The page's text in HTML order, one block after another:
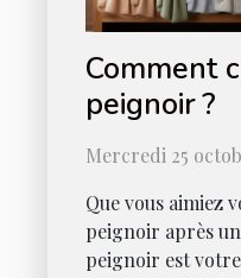
Comment
peignoir ?
Mercredi 25
Que vous aimiez
peignoir après
peignoir est